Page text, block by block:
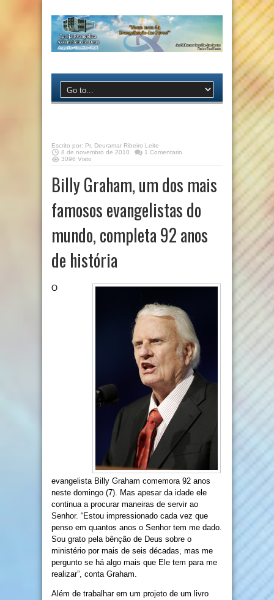
Escrito por: Pr. Deuramar Ribeiro Leite
8 de novembro de 2010
1 Comentario
3096 Visto
Billy Graham, um dos mais
famosos evangelistas do
mundo, completa 92 anos
de história
O
evangelista Billy Graham comemora 92 anos
neste domingo (7). Mas apesar da idade ele
continua a procurar maneiras de servir ao
Senhor. “Estou impressionado cada vez que
penso em quantos anos o Senhor tem me dado.
Sou grato pela bênção de Deus sobre o
ministério por mais de seis décadas, mas me
pergunto se há algo mais que Ele tem para me
realizar”, conta Graham.
Além de trabalhar em um projeto de um livro